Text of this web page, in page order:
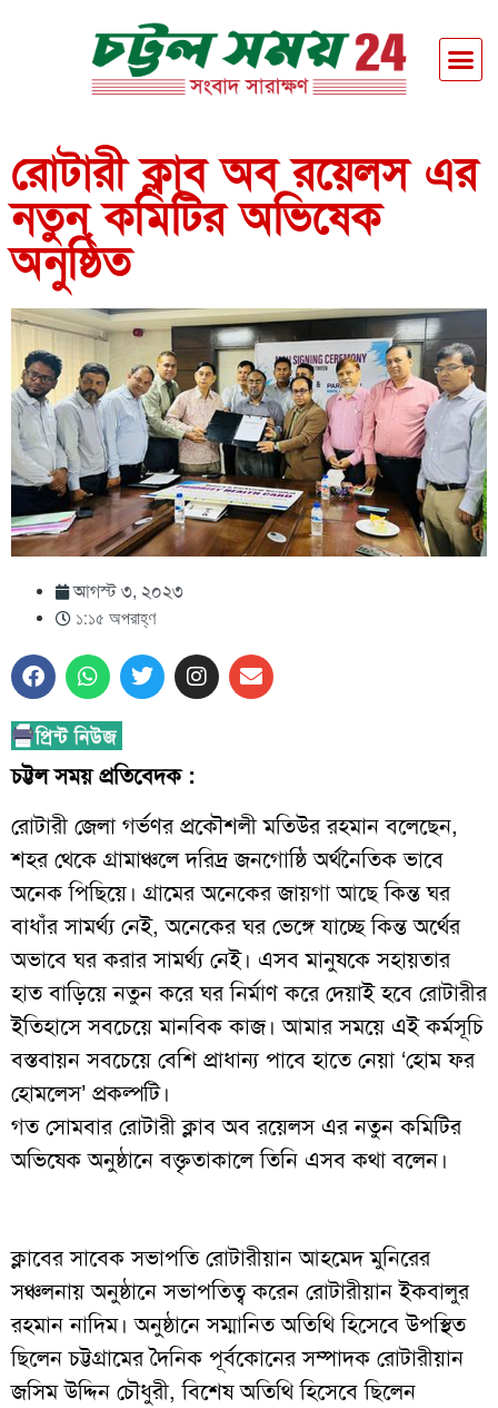
রোটারী ক্লাব অব রয়েলস এর
নতুন কমিটির অভিষেক
অনুষ্ঠিত
আগস্ট ৩, ২০২৩
১:১৫ অপরাহ্ণ
চট্টল সময় প্রতিবেদক :
রোটারী জেলা গর্ভণর প্রকৌশলী মতিউর রহমান বলেছেন,
শহর থেকে গ্রামাঞ্চলে দরিদ্র জনগোষ্ঠি অর্থনৈতিক ভাবে
অনেক পিছিয়ে। গ্রামের অনেকের জায়গা আছে কিন্ত ঘর
বাধাঁর সামর্থ্য নেই, অনেকের ঘর ভেঙ্গে যাচ্ছে কিন্ত অর্থের
অভাবে ঘর করার সামর্থ্য নেই। এসব মানুষকে সহায়তার
হাত বাড়িয়ে নতুন করে ঘর নির্মাণ করে দেয়াই হবে রোটারীর
ইতিহাসে সবচেয়ে মানবিক কাজ। আমার সময়ে এই কর্মসূচি
বস্তবায়ন সবচেয়ে বেশি প্রাধান্য পাবে হাতে নেয়া ‘হোম ফর
হোমলেস’ প্রকল্পটি।
গত সোমবার রোটারী ক্লাব অব রয়েলস এর নতুন কমিটির
অভিষেক অনুষ্ঠানে বক্তৃতাকালে তিনি এসব কথা বলেন।
ক্লাবের সাবেক সভাপতি রোটারীয়ান আহমেদ মুনিরের
সঞ্চলনায় অনুষ্ঠানে সভাপতিত্ব করেন রোটারীয়ান ইকবালুর
রহমান নাদিম। অনুষ্ঠানে সম্মানিত অতিথি হিসেবে উপস্থিত
ছিলেন চট্টগ্রামের দৈনিক পূর্বকোনের সম্পাদক রোটারীয়ান
জসিম উদ্দিন চৌধুরী, বিশেষ অতিথি হিসেবে ছিলেন